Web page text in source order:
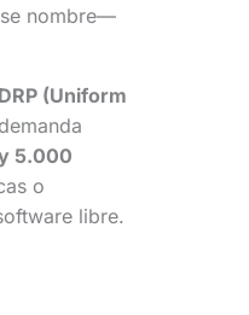
nombre—
(Uniform
5.000
o
libre.